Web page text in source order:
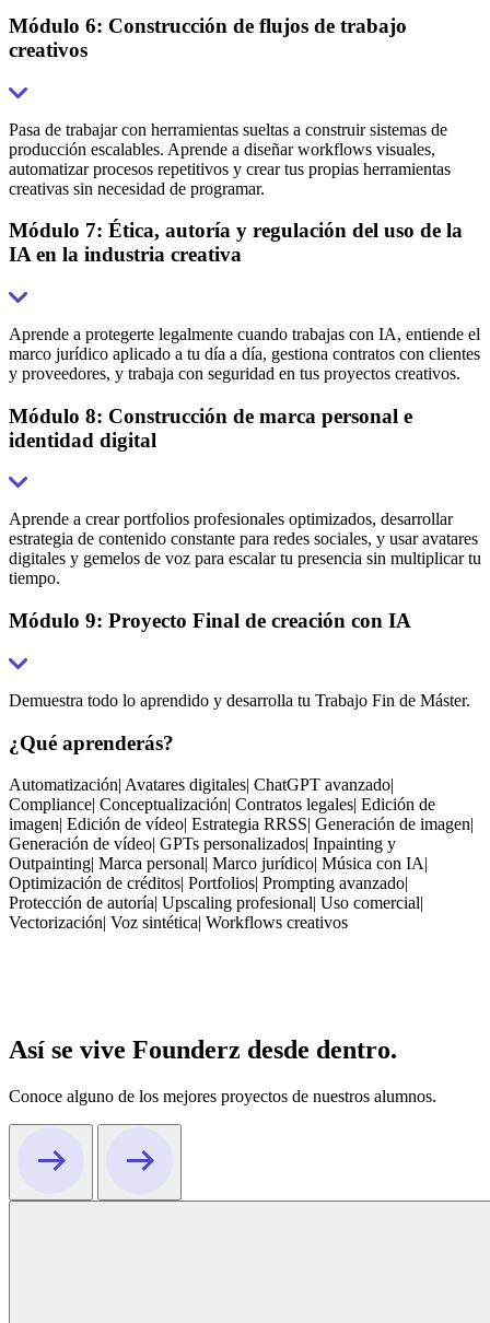
Módulo 6: Construcción de flujos de trabajo
creativos
Pasa de trabajar con herramientas sueltas a construir sistemas de
producción escalables. Aprende a diseñar workflows visuales,
automatizar procesos repetitivos y crear tus propias herramientas
creativas sin necesidad de programar.
Módulo 7: Ética, autoría y regulación del uso de la
IA en la industria creativa
Aprende a protegerte legalmente cuando trabajas con IA, entiende el
marco jurídico aplicado a tu día a día, gestiona contratos con clientes
y proveedores, y trabaja con seguridad en tus proyectos creativos.
Módulo 8: Construcción de marca personal e
identidad digital
Aprende a crear portfolios profesionales optimizados, desarrollar
estrategia de contenido constante para redes sociales, y usar avatares
digitales y gemelos de voz para escalar tu presencia sin multiplicar tu
tiempo.
Módulo 9: Proyecto Final de creación con IA
Demuestra todo lo aprendido y desarrolla tu Trabajo Fin de Máster.
¿Qué aprenderás?
Automatización| Avatares digitales| ChatGPT avanzado|
Compliance| Conceptualización| Contratos legales| Edición de
imagen| Edición de vídeo| Estrategia RRSS| Generación de imagen|
Generación de vídeo| GPTs personalizados| Inpainting y
Outpainting| Marca personal| Marco jurídico| Música con IA|
Optimización de créditos| Portfolios| Prompting avanzado|
Protección de autoría| Upscaling profesional| Uso comercial|
Vectorización| Voz sintética| Workflows creativos
Así se vive Founderz desde dentro.
Conoce alguno de los mejores proyectos de nuestros alumnos.